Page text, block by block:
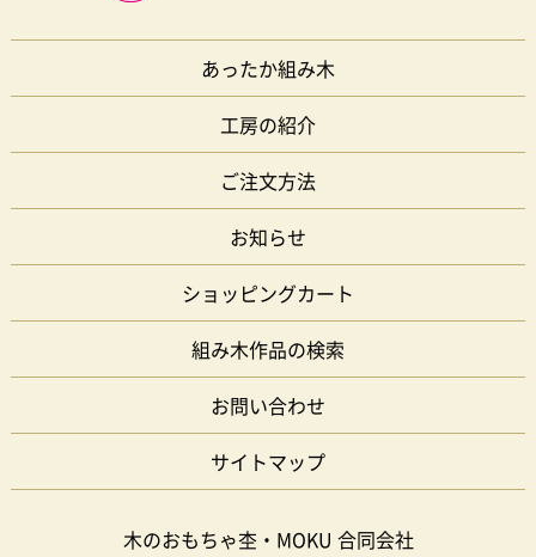
あったか組み木
工房の紹介
ご注文方法
お知らせ
ショッピングカート
組み木作品の検索
お問い合わせ
サイトマップ
木のおもちゃ杢・MOKU 合同会社